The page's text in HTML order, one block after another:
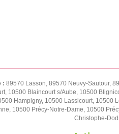
: 89570 Lasson, 89570 Neuvy-Sautour,
10500 Blaincourt s/Aube, 10500
Hampigny, 10500 Lassicourt,
10500 Précy-Notre-Dame, 10500
Christophe-